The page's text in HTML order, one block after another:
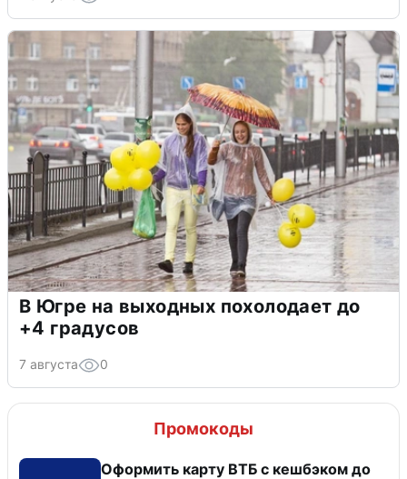
В Югре на выходных похолодает до
+4 градусов
7 августа 0
Промокоды
Оформить карту ВТБ с кешбэком до